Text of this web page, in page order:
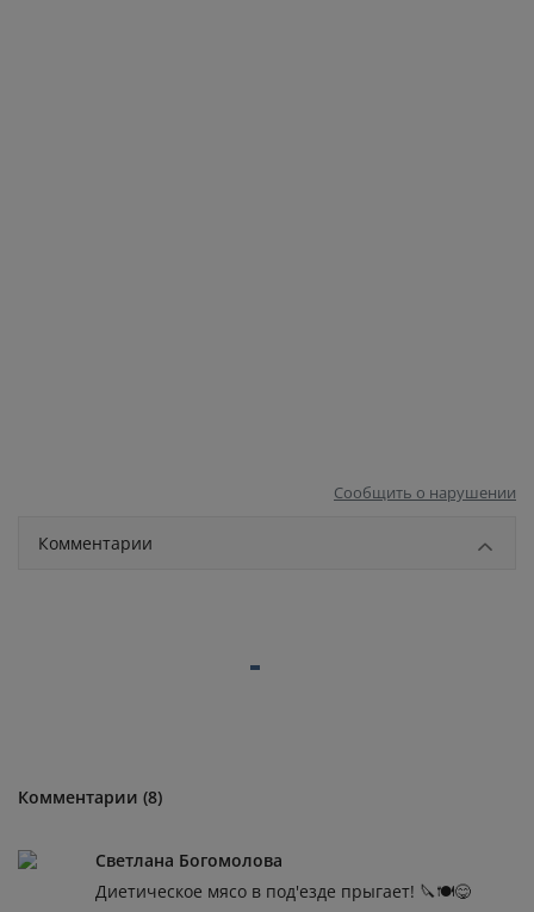
Сообщить о нарушении
Комментарии
Комментарии (8)
Светлана Богомолова
Диетическое мясо в под'езде прыгает! 🔪🍽️😋